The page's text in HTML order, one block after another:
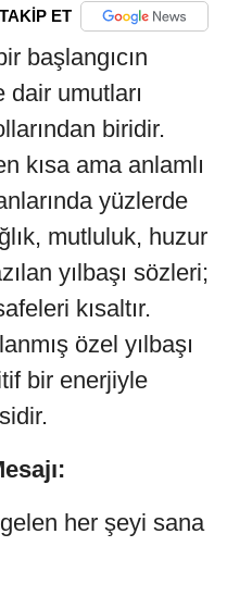
TAKİP ET
başlangıcın
dair umutları
biridir.
kısa ama anlamlı
yüzlerde
mutluluk, huzur
yılbaşı sözleri;
kısaltır.
özel yılbaşı
bir enerjiyle
her şeyi sana